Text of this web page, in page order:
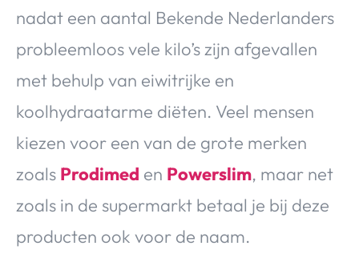
VALERIE'S CHOICE
Food & Drinks Health & Beauty Gadgets
Huis & Tuin
Travel
Lifestyle
nadat een aantal Bekende Nederlanders
probleemloos vele kilo’s zijn afgevallen
met behulp van eiwitrijke en
koolhydraatarme diëten. Veel mensen
kiezen voor een van de grote merken
zoals Prodimed en Powerslim, maar net
zoals in de supermarkt betaal je bij deze
producten ook voor de naam.